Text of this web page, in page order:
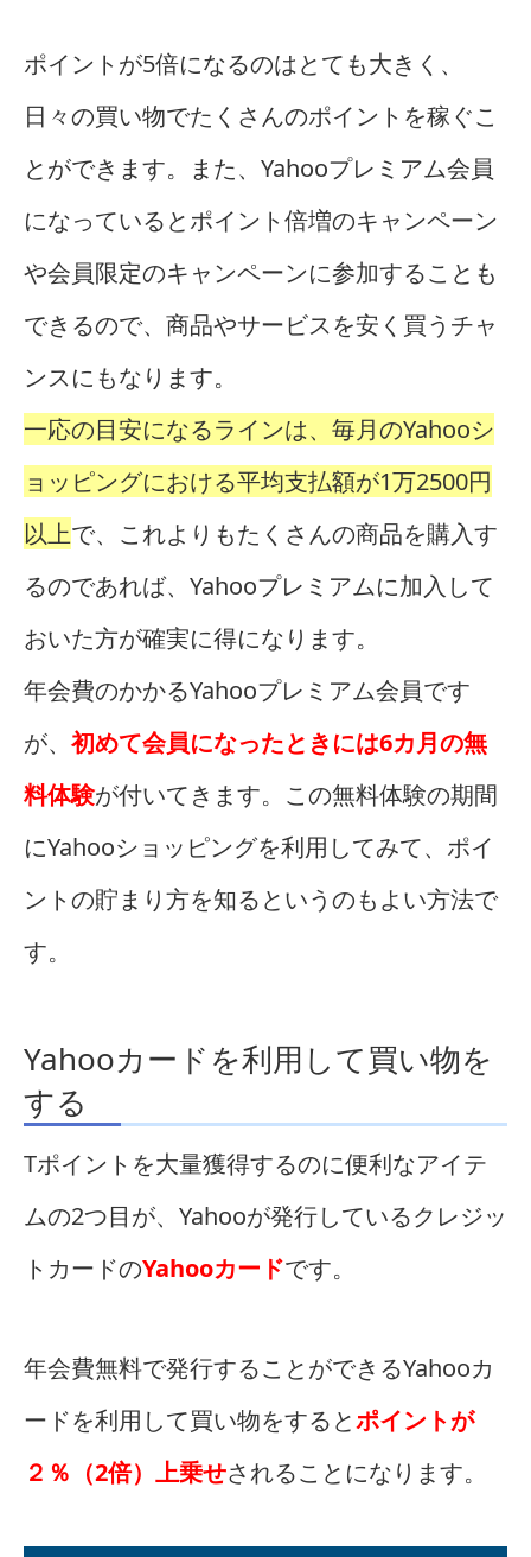
ポイントが5倍になるのはとても大きく、
日々の買い物でたくさんのポイントを稼ぐこ
とができます。また、Yahooプレミアム会員
になっているとポイント倍増のキャンペーン
や会員限定のキャンペーンに参加することも
できるので、商品やサービスを安く買うチャ
ンスにもなります。
一応の目安になるラインは、毎月のYahooシ
ョッピングにおける平均支払額が1万2500円
以上で、これよりもたくさんの商品を購入す
るのであれば、Yahooプレミアムに加入して
おいた方が確実に得になります。
年会費のかかるYahooプレミアム会員です
が、 初めて会員になったときには6カ月の無
料体験が付いてきます。この無料体験の期間
にYahooショッピングを利用してみて、ポイ
ントの貯まり方を知るというのもよい方法で
す。
Yahooカードを利用して買い物を
する
Tポイントを大量獲得するのに便利なアイテ
ムの2つ目が、Yahooが発行しているクレジッ
トカードのYahooカードです。
年会費無料で発行することができるYahooカ
ードを利用して買い物をするとポイントが
２％（2倍）上乗せされることになります。